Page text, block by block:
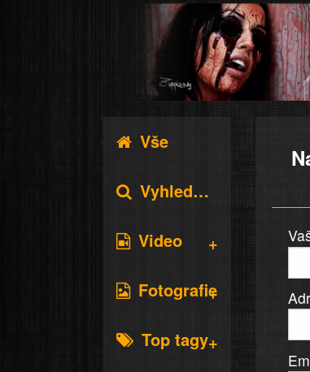
Vše
Vyhledávání
Video
Fotografie
Top tagy